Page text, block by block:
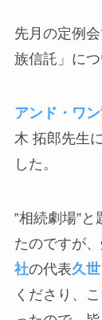
先月の定例
族信託」に
アンド・ワ
木 拓郎先生
した。
‟相続劇場”
たのですが
社の代表久
くださり、